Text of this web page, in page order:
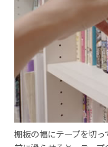
棚板の幅にテープを切